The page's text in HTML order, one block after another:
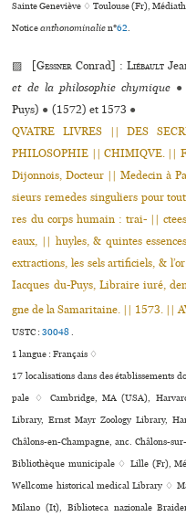
Sainte Geneviève ♢ Toulouse (Fr),
Noticeanthonominalien°62.
▨ [Gessner Conrad] :Liébault
et de la philosophie chymique ●
Puys) ● (1572) et 1573 ●
QVATRE LIVRES || DES
PHILOSOPHIE || CHIMIQVE. ||
Dijonnois, Docteur || Medecin à
sieurs reme­des sin­gu­liers pour
res du corps humain : trai- ||
eaux, || huyles, & quin­tes
extrac­tions, les sels arti­fi­ciels, &
Iacques du-Puys, Libraire iuré,
gne de la Samaritaine. || 1573. ||
USTC :30048.
1 langue :Français ♢
17 localisations dans des
pale ♢ Cambridge, MA (USA),
Library, Ernst Mayr Zoology Library,
Châlons-en-Champagne, anc. Châlons-
Bibliothèque muni­ci­pale ♢ Lille (Fr),
Wellcome his­to­ri­cal medi­cal Library ♢
Milano (It), Biblioteca nazio­nale